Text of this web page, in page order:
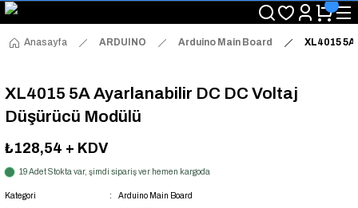
"Saat 14:00'a Kadar Verilen Siparişlerde Aynı Gün Kargo Avantajı!
"Binlerce Ürün Çeşitliliği ile Stoktan Hemen Teslim."
"Toptan Fiyatına Perakende Satış Avantajını Kaçırmayın!"
Anasayfa ARDUINO Arduino Main Board XL4015
XL4015 5A Ayarlanabilir DC DC Voltaj
Düşürücü Modülü
₺128,54 + KDV
19 Adet Stokta var, şimdi sipariş ver hemen kargoda
Kategori
Arduino Main Board